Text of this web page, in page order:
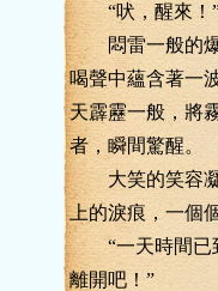
“吠，醒來！
悶雷一般的爆
喝聲中蘊含著一
天霹靂一般，將
者，瞬間驚醒。
大笑的笑容凝
上的淚痕，一個
“一天時間已到
離開吧！”